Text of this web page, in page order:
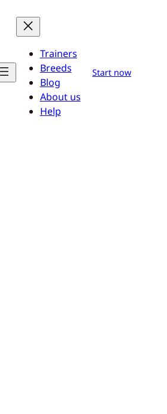
Trainers
Breeds
Blog
About us
Help
Start now